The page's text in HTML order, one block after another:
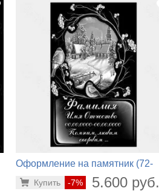
Оформление на памятник (72-
-7% 5.600 руб.
Купить